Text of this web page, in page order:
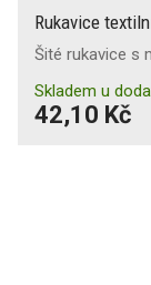
Rukavice
Šité rukavice s
Skladem u
42,10 Kč